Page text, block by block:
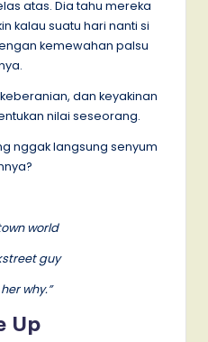
atas. Dia tahu mereka
kalau suatu hari nanti si
kemewahan palsu
dan keyakinan
nilai seseorang.
nggak langsung senyum
world
guy
why.”
Up